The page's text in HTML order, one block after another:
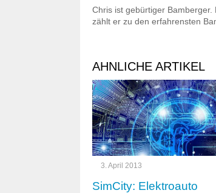
Chris ist gebürtiger
zählt er zu den erfahrensten
AHNLICHE ARTIKEL
3. April 2013
SimCity: Elektroauto